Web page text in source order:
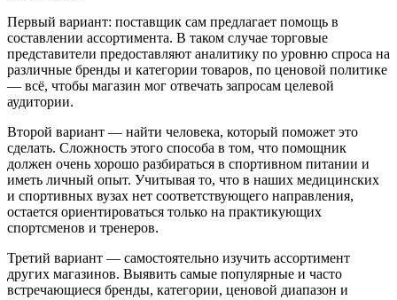
Первый вариант: поставщик сам предлагает помощь в
составлении ассортимента. В таком случае торговые
представители предоставляют аналитику по уровню спроса на
различные бренды и категории товаров, по ценовой политике
— всё, чтобы магазин мог отвечать запросам целевой
аудитории.
Второй вариант — найти человека, который поможет это
сделать. Сложность этого способа в том, что помощник
должен очень хорошо разбираться в спортивном питании и
иметь личный опыт. Учитывая то, что в наших медицинских
и спортивных вузах нет соответствующего направления,
остается ориентироваться только на практикующих
спортсменов и тренеров.
Третий вариант — самостоятельно изучить ассортимент
других магазинов. Выявить самые популярные и часто
встречающиеся бренды, категории, ценовой диапазон и